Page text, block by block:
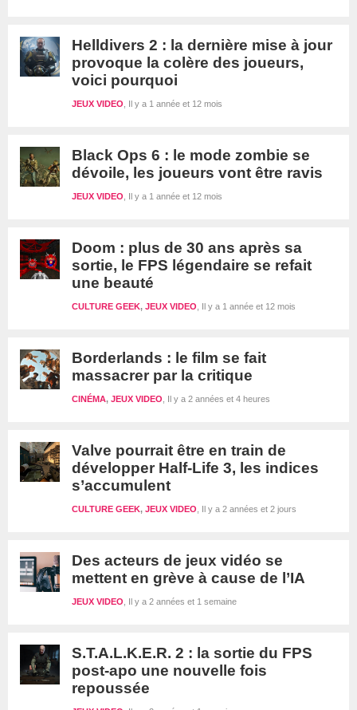
Helldivers 2 : la dernière mise à jour
provoque la colère des joueurs,
voici pourquoi
Il y a 1 année et 12 mois
JEUX VIDEO
Black Ops 6 : le mode zombie se
dévoile, les joueurs vont être ravis
Il y a 1 année et 12 mois
JEUX VIDEO
Doom : plus de 30 ans après sa
sortie, le FPS légendaire se refait
une beauté
Il y a 1 année et 12 mois
CULTURE GEEK, JEUX VIDEO
Borderlands : le film se fait
massacrer par la critique
Il y a 2 années et 4 heures
CINÉMA, JEUX VIDEO
Valve pourrait être en train de
développer Half-Life 3, les indices
s’accumulent
Il y a 2 années et 2 jours
CULTURE GEEK, JEUX VIDEO
Des acteurs de jeux vidéo se
mettent en grève à cause de l’IA
Il y a 2 années et 1 semaine
JEUX VIDEO
S.T.A.L.K.E.R. 2 : la sortie du FPS
post-apo une nouvelle fois
repoussée